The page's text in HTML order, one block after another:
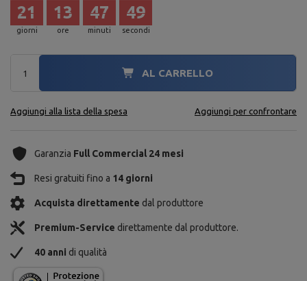
giorni
21
ore
13
minuti
47
secondi
48
AL CARRELLO
Aggiungi alla lista della spesa Aggiungi per confrontare
Garanzia Full Commercial 24 mesi
Resi gratuiti fino a 14 giorni
Acquista direttamente dal produttore
Premium-Service direttamente dal produttore.
40 anni di qualità